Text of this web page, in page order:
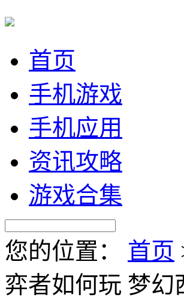
首页
手机游戏
手机应用
资讯攻略
游戏合集
您的位置： 首页
弈者如何玩 梦